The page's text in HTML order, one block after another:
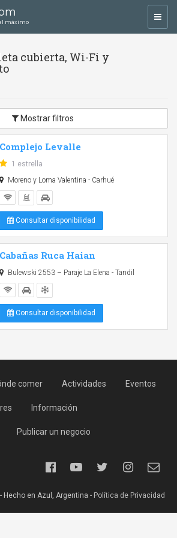
máximo
cubierta, Wi-Fi y
Mostrar filtros
Complejo Levalle
1 estrella
Moreno y Loma Valentina - Carhué
Consultar disponibilidad
Cabañas Ruca Haian
Bulewski 2553 – Paraje La Elena - Tandil
Consultar disponibilidad
comer Actividades Eventos
Información
Publicar un negocio
en Azul, Argentina - Política de Privacidad